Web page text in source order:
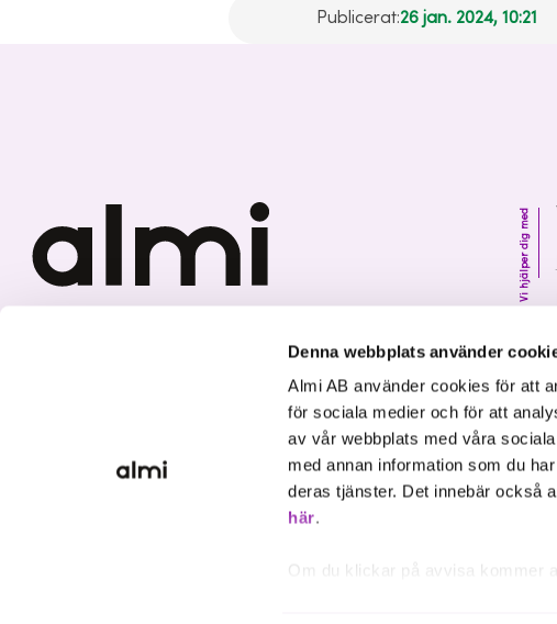
Denna webbplats använder
Almi AB använder cookies för att
för sociala medier och för att
av vår webbplats med våra
med annan information som du
deras tjänster. Det innebär också
här.
Om du klickar på avvisa kommer
Publicerat:26 jan. 2024, 10:21
Vi hjälper dig med